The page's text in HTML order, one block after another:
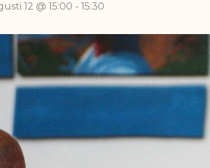
12 @ 15:00 - 15:30